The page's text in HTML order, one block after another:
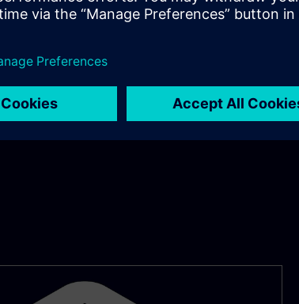
što su OpenAI, AWS Bedrock, Claude i
uvide i automatizaciju vođene AI.